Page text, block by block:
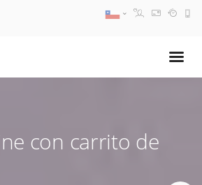
con carrito de
AM A 18:30 PM